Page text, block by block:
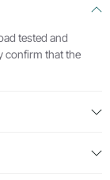
tested and
confirm that the